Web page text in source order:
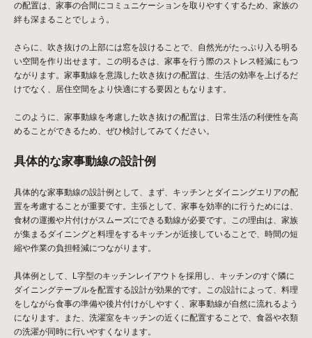
の配置は、家事の合間にコミュニケーションを取りやすくするため、家族の
絆も深まることでしょう。
さらに、吹き抜けの上部には窓を設けることで、自然光がたっぷり入る明る
い空間を作り出せます。この明るさは、家事を行う際のストレス軽減にもつ
ながります。家事動線を意識した吹き抜けの配置は、生活の効率を上げるだ
けでなく、居住空間をより快適にする要因ともなります。
このように、家事動線を考慮した吹き抜けの配置は、日常生活の利便性を高
めることができるため、ぜひ検討してみてください。
具体的な家事動線の設計例
具体的な家事動線の設計例として、まず、キッチンとダイニングエリアの配
置を考慮することが重要です。主張として、家事を効率的に行うためには、
食材の運搬や片付けがスムーズにできる動線が必要です。この理由は、家族
が集まるダイニングと料理をするキッチンが近接していることで、時間の短
縮や作業の負担軽減につながります。
具体例として、L字型のキッチンレイアウトを採用し、キッチンのすぐ隣に
ダイニングテーブルを配置する設計が効果的です。この設計によって、料理
をしながら食事の準備や後片付けがしやすく、家事動線が自然に流れるよう
になります。また、洗濯室をキッチンの近くに配置することで、食器や衣類
の洗濯が同時に行いやすくなります。